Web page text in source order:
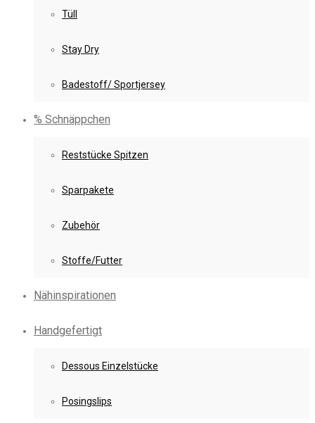
Tüll
Stay Dry
Badestoff/ Sportjersey
% Schnäppchen
Reststücke Spitzen
Sparpakete
Zubehör
Stoffe/Futter
Nähinspirationen
Handgefertigt
Dessous Einzelstücke
Posingslips